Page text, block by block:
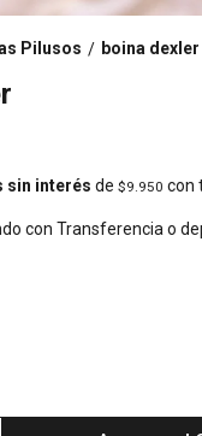
Pilusos / boina dexler
sin interés de $9.950 con
con Transferencia o